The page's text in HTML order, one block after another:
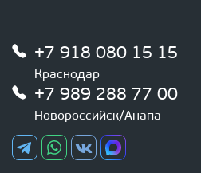
+7 918 080 15 15
Краснодар
+7 989 288 77 00
Новороссийск/Анапа